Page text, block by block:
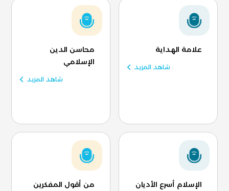
علامة الهداية
شاهد المزيد
محاسن الدين
الإسلامي
شاهد المزيد
الإسلام أسرع الأديان
من أقول المفكرين